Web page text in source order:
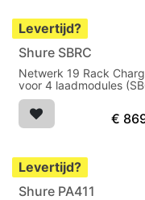
Levertijd?
Shure SBRC
Netwerk 19 Rack
voor 4 laadmodules
AX, SBM910, SBM910M,
SBM920), met
opslagmodus,
€
Levertijd?
Shure PA411